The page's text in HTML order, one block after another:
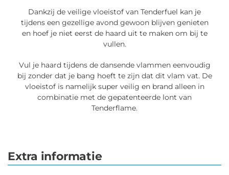
Dankzij de veilige vloeistof van Tenderfuel kan je
tijdens een gezellige avond gewoon blijven genieten
en hoef je niet eerst de haard uit te maken om bij te
vullen.
Vul je haard tijdens de dansende vlammen eenvoudig
bij zonder dat je bang hoeft te zijn dat dit vlam vat. De
vloeistof is namelijk super veilig en brand alleen in
combinatie met de gepatenteerde lont van
Tenderflame.
Extra informatie